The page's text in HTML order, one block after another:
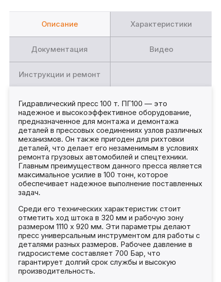
Описание Характеристики
Документация Видео
Инструкции и ремонт
Гидравлический пресс 100 т. ПГ100 — это
надежное и высокоэффективное оборудование,
предназначенное для монтажа и демонтажа
деталей в прессовых соединениях узлов различных
механизмов. Он также пригоден для рихтовки
деталей, что делает его незаменимым в условиях
ремонта грузовых автомобилей и спецтехники.
Главным преимуществом данного пресса является
максимальное усилие в 100 тонн, которое
обеспечивает надежное выполнение поставленных
задач.
Среди его технических характеристик стоит
отметить ход штока в 320 мм и рабочую зону
размером 1110 х 920 мм. Эти параметры делают
пресс универсальным инструментом для работы с
деталями разных размеров. Рабочее давление в
гидросистеме составляет 700 Бар, что
гарантирует долгий срок службы и высокую
производительность.